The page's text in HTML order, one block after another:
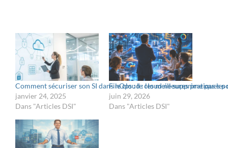
Comment sécuriser son SI dans le cloud : les meilleures pratiques
janvier 24, 2025
Dans "Articles DSI"
FinOps : le cloud ne supprime pas
juin 29, 2026
Dans "Articles DSI"